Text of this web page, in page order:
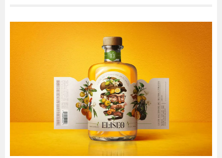
方案，以LGBT社区的景观、美食、体验和包容自由为参考，
所有这些都由属于同一品牌的调色板支持，从而实现一个坚实
的展示。实现巨大的视觉和心理表达，试图在这个设计中捕捉
到。因此，我们设法综合了表达旅游业如何促进文化多样性和
联盟的属性，创造了一个一旦看到就永远不会忘记的独特提
案，就像一座非凡的建筑纪念碑或一款近乎完美的葡萄酒。